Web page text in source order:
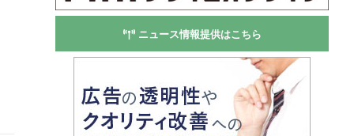
ニュース情報提供はこちら